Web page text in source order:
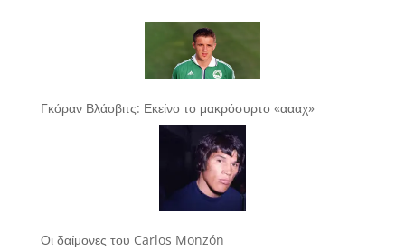
Γκόραν Βλάοβιτς: Εκείνο το μακρόσυρτο «αααχ»
Οι δαίμονες του Carlos Monzón